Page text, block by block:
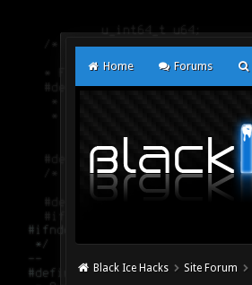
Home Forums
Black Ice Hacks Site Forum